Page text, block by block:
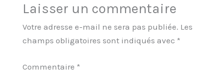
Laisser un commentaire
Votre adresse e-mail ne sera pas publiée. Les
champs obligatoires sont indiqués avec *
Commentaire *